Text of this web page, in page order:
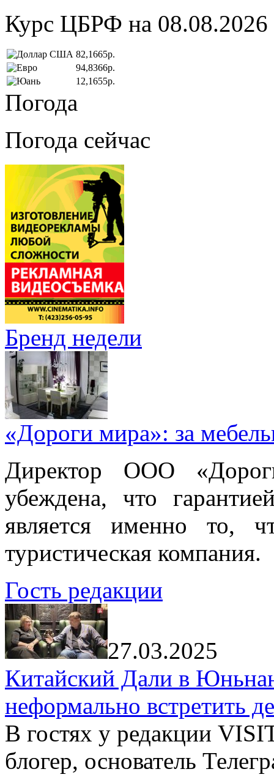
Курс ЦБРФ на 08.08.2026
82,1665р.
94,8366р.
12,1655р.
Погода
Погода сейчас
Бренд недели
«Дороги мира»: за
Директор ООО
убеждена, что
является именно то,
туристическая компания.
Гость редакции
27.03.2025
Китайский Дали в
неформально встретить
В гостях у редакции
блогер, основатель